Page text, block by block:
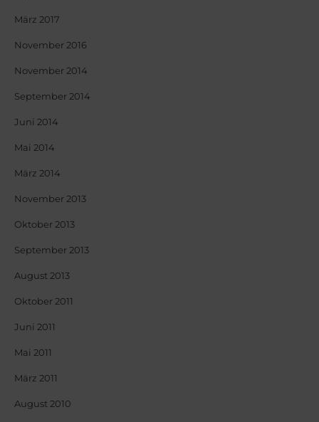
März 2017
November 2016
November 2014
September 2014
Juni 2014
Mai 2014
März 2014
November 2013
Oktober 2013
September 2013
August 2013
Oktober 2011
Juni 2011
Mai 2011
März 2011
August 2010